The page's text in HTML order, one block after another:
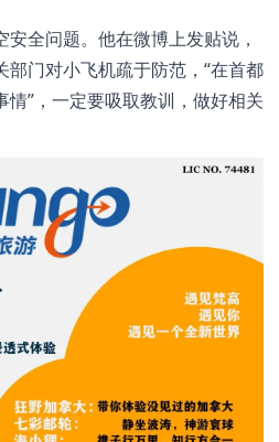
全问题。他在微博上发贴说，
门对小飞机疏于防范，“在首都
”，一定要吸取教训，做好相关